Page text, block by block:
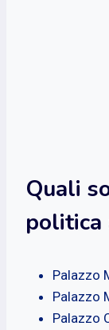
Quali
politica
Palazzo
Palazzo
Palazzo